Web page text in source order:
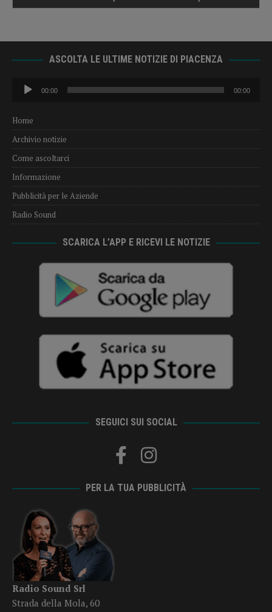
ASCOLTA LE ULTIME NOTIZIE DI PIACENZA
Audio
Player
00:00 00:00
Home
Archivio notizie
Come ascoltarci
Informazione
Pubblicità per le Aziende
Radio Sound
SCARICA L’APP E RICEVI LE NOTIZIE
SEGUICI SUI SOCIAL
PER LA TUA PUBBLICITÀ
Radio Sound Srl
Strada della Mola, 60